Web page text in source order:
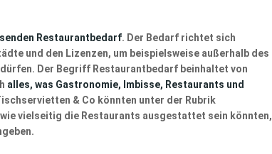
Restaurantbedarf. Der Bedarf richtet sich
und den Lizenzen, um beispielsweise außerhalb des
Der Begriff Restaurantbedarf beinhaltet von
alles, was Gastronomie, Imbisse, Restaurants und
& Co könnten unter der Rubrik
vielseitig die Restaurants ausgestattet sein könnten,